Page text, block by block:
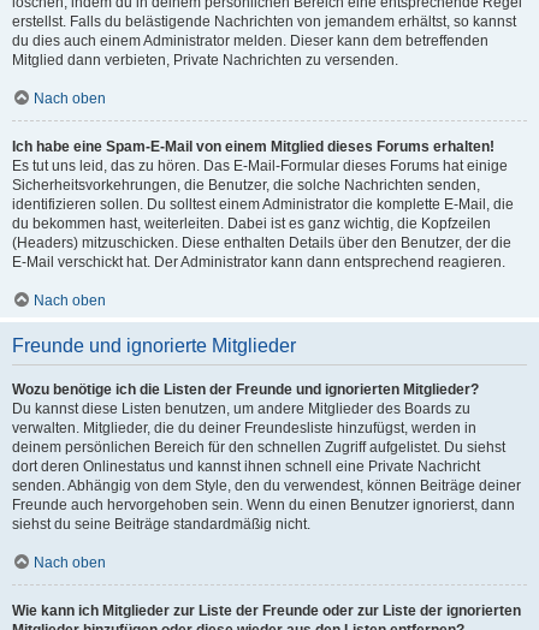
erstellst. Falls du belästigende Nachrichten von jemandem erhältst, so kannst
du dies auch einem Administrator melden. Dieser kann dem betreffenden
Mitglied dann verbieten, Private Nachrichten zu versenden.
Nach oben
Ich habe eine Spam-E-Mail von einem Mitglied dieses Forums erhalten!
Es tut uns leid, das zu hören. Das E-Mail-Formular dieses Forums hat einige
Sicherheitsvorkehrungen, die Benutzer, die solche Nachrichten senden,
identifizieren sollen. Du solltest einem Administrator die komplette E-Mail, die
du bekommen hast, weiterleiten. Dabei ist es ganz wichtig, die Kopfzeilen
(Headers) mitzuschicken. Diese enthalten Details über den Benutzer, der die
E-Mail verschickt hat. Der Administrator kann dann entsprechend reagieren.
Nach oben
Freunde und ignorierte Mitglieder
Wozu benötige ich die Listen der Freunde und ignorierten Mitglieder?
Du kannst diese Listen benutzen, um andere Mitglieder des Boards zu
verwalten. Mitglieder, die du deiner Freundesliste hinzufügst, werden in
deinem persönlichen Bereich für den schnellen Zugriff aufgelistet. Du siehst
dort deren Onlinestatus und kannst ihnen schnell eine Private Nachricht
senden. Abhängig von dem Style, den du verwendest, können Beiträge deiner
Freunde auch hervorgehoben sein. Wenn du einen Benutzer ignorierst, dann
siehst du seine Beiträge standardmäßig nicht.
Nach oben
Wie kann ich Mitglieder zur Liste der Freunde oder zur Liste der ignorierten